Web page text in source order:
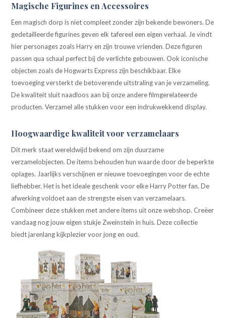
Magische Figurines en Accessoires
Een magisch dorp is niet compleet zonder zijn bekende bewoners. De
gedetailleerde figurines geven elk tafereel een eigen verhaal. Je vindt
hier personages zoals Harry en zijn trouwe vrienden. Deze figuren
passen qua schaal perfect bij de verlichte gebouwen. Ook iconische
objecten zoals de Hogwarts Express zijn beschikbaar. Elke
toevoeging versterkt de betoverende uitstraling van je verzameling.
De kwaliteit sluit naadloos aan bij onze andere filmgerelateerde
producten. Verzamel alle stukken voor een indrukwekkend display.
Hoogwaardige kwaliteit voor verzamelaars
Dit merk staat wereldwijd bekend om zijn duurzame
verzamelobjecten. De items behouden hun waarde door de beperkte
oplages. Jaarlijks verschijnen er nieuwe toevoegingen voor de echte
liefhebber. Het is het ideale geschenk voor elke Harry Potter fan. De
afwerking voldoet aan de strengste eisen van verzamelaars.
Combineer deze stukken met andere items uit onze webshop. Creëer
vandaag nog jouw eigen stukje Zweinstein in huis. Deze collectie
biedt jarenlang kijkplezier voor jong en oud.